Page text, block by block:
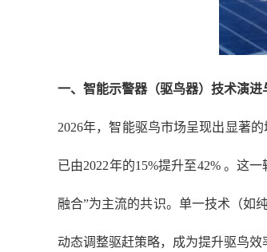
一、智能示警器（驱鸟器）技术演进
2026年，智能驱鸟市场呈现出显著
已由2022年的15%提升至42% 。这
融合”为主流的共识。单一技术（如
动态调整驱赶策略，成为提升驱鸟效